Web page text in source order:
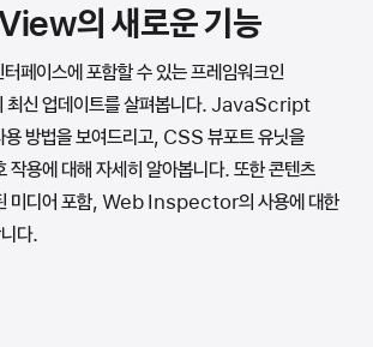
의 새로운 기능
페이스에 포함할 수 있는 프레임워크인
신 업데이트를 살펴봅니다. JavaScript
방법을 보여드리고, CSS 뷰포트 유닛을
작용에 대해 자세히 알아봅니다. 또한 콘텐츠
미디어 포함, Web Inspector의 사용에 대한
다.